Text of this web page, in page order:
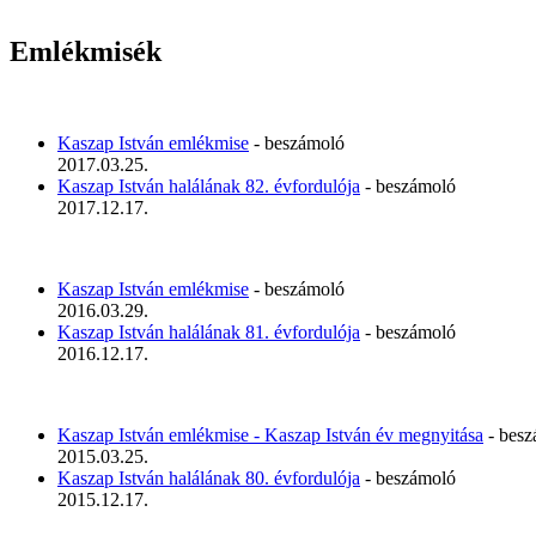
Emlékmisék
Kaszap István emlékmise - beszámoló
2017.03.25.
Kaszap István halálának 82. évfordulója - beszámoló
2017.12.17.
Kaszap István emlékmise - beszámoló
2016.03.29.
Kaszap István halálának 81. évfordulója - beszámoló
2016.12.17.
Kaszap István emlékmise - Kaszap István év megnyitása -
2015.03.25.
Kaszap István halálának 80. évfordulója - beszámoló
2015.12.17.